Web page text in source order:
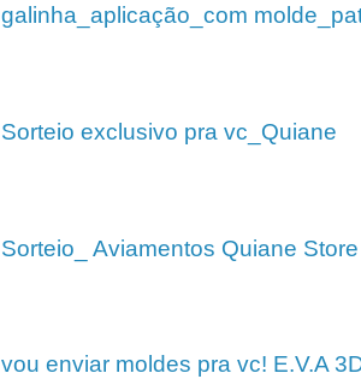
galinha_aplicação_com
Sorteio exclusivo pra vc_Quiane
Sorteio_ Aviamentos Quiane Store
vou enviar moldes pra vc! E.V.A